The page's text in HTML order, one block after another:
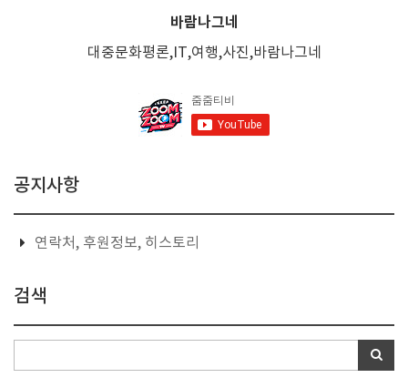
바람나그네
대중문화평론,IT,여행,사진,바람나그네
공지사항
연락처, 후원정보, 히스토리
검색